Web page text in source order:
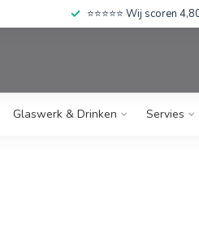
⭐⭐⭐⭐⭐ Wij scoren
Glaswerk & Drinken Servies